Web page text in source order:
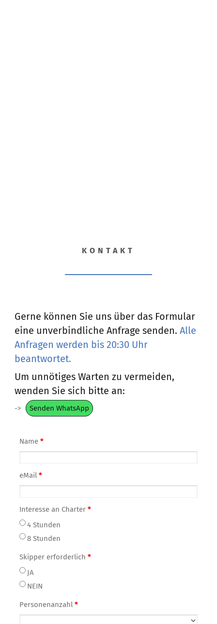
KONTAKT
Gerne können Sie uns über das Formular
eine unverbindliche Anfrage senden. Alle
Anfragen werden bis 20:30 Uhr
beantwortet.
Um unnötiges Warten zu vermeiden,
wenden Sie sich bitte an:
-> Senden WhatsApp
Name *
eMail *
Interesse an Charter *
4 Stunden
8 Stunden
Skipper erforderlich *
JA
NEIN
Personenanzahl *